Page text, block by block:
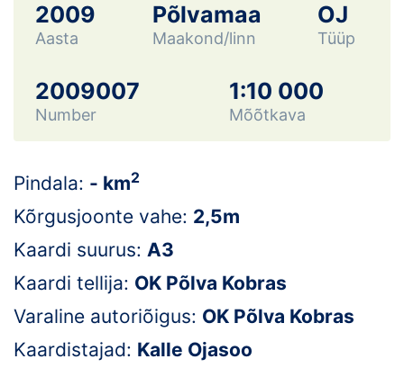
Telli litsents!
Noored
Loha
EOL
Galerii
Kalender
2009
Aasta
Põlvamaa
Maakond/linn
OJ
Tüüp
2009007
Number
1:10 000
Mõõtkava
Pindala: - km2
Kõrgusjoonte vahe: 2,5m
Kaardi suurus: A3
Kaardi tellija: OK Põlva Kobras
Varaline autoriõigus: OK Põlva Kobras
Kaardistajad: Kalle Ojasoo